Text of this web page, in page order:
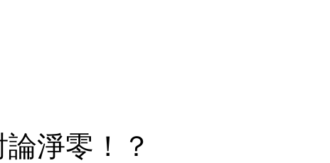
淨零！？